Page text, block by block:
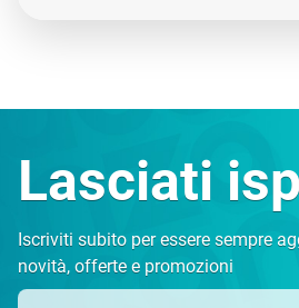
Lasciati
Iscriviti subito per essere sempre
novità, offerte e promozioni